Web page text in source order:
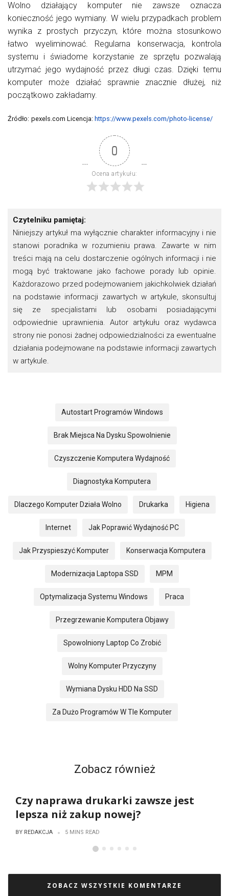
Wolno działający komputer nie zawsze oznacza
konieczność jego wymiany. W wielu przypadkach problem
wynika z prostych przyczyn, które można stosunkowo
łatwo wyeliminować. Regularna konserwacja, kontrola
systemu i świadome korzystanie ze sprzętu pozwalają
utrzymać jego wydajność przez długi czas. Dzięki temu
komputer może działać sprawnie znacznie dłużej, niż
początkowo zakładamy.
Źródło: pexels.com Licencja: https://www.pexels.com/photo-license/
0
Ocena artykułu:
Czytelniku pamiętaj:
Niniejszy artykuł ma wyłącznie charakter informacyjny i nie
stanowi poradnika w rozumieniu prawa. Zawarte w nim
treści mają na celu dostarczenie ogólnych informacji i nie
mogą być traktowane jako fachowe porady lub opinie.
Każdorazowo przed podejmowaniem jakichkolwiek działań
na podstawie informacji zawartych w artykule, skonsultuj
się ze specjalistami lub osobami posiadającymi
odpowiednie uprawnienia. Autor artykułu oraz wydawca
strony nie ponosi żadnej odpowiedzialności za ewentualne
działania podejmowane na podstawie informacji zawartych
w artykule.
Autostart Programów Windows
Brak Miejsca Na Dysku Spowolnienie
Czyszczenie Komputera Wydajność
Diagnostyka Komputera
Dlaczego Komputer Działa Wolno Drukarka Higiena
Internet Jak Poprawić Wydajność PC
Jak Przyspieszyć Komputer Konserwacja Komputera
Modernizacja Laptopa SSD MPM
Optymalizacja Systemu Windows Praca
Przegrzewanie Komputera Objawy
Spowolniony Laptop Co Zrobić
Wolny Komputer Przyczyny
Wymiana Dysku HDD Na SSD
Za Dużo Programów W Tle Komputer
Zobacz również
Czy naprawa drukarki zawsze jest
lepsza niż zakup nowej?
BY REDAKCJA 5 MINS READ
ZOBACZ WSZYSTKIE KOMENTARZE